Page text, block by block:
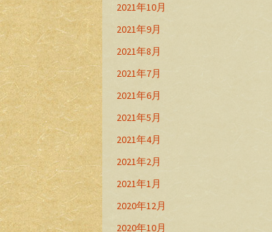
2021年10月
2021年9月
2021年8月
2021年7月
2021年6月
2021年5月
2021年4月
2021年2月
2021年1月
2020年12月
2020年10月